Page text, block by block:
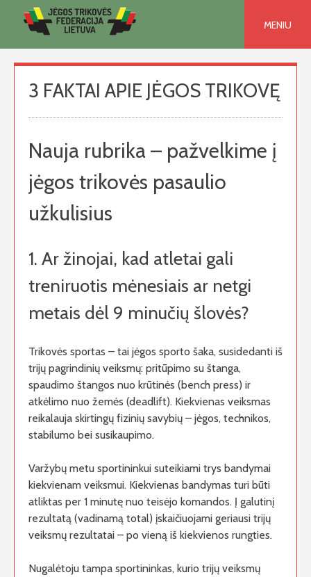
MENIU
3 FAKTAI APIE JĖGOS TRIKOVĘ
Nauja rubrika – pažvelkime į
jėgos trikovės pasaulio
užkulisius
1. Ar žinojai, kad atletai gali
treniruotis mėnesiais ar netgi
metais dėl 9 minučių šlovės?
Trikovės sportas – tai jėgos sporto šaka, susidedanti iš
trijų pagrindinių veiksmų: pritūpimo su štanga,
spaudimo štangos nuo krūtinės (bench press) ir
atkėlimo nuo žemės (deadlift). Kiekvienas veiksmas
reikalauja skirtingų fizinių savybių – jėgos, technikos,
stabilumo bei susikaupimo.
Varžybų metu sportininkui suteikiami trys bandymai
kiekvienam veiksmui. Kiekvienas bandymas turi būti
atliktas per 1 minutę nuo teisėjo komandos. Į galutinį
rezultatą (vadinamą total) įskaičiuojami geriausi trijų
veiksmų rezultatai – po vieną iš kiekvienos rungties.
Nugalėtoju tampa sportininkas, kurio trijų veiksmų